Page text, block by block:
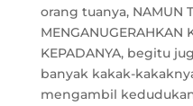
orang tuanya, NAMUN
MENGANUGERAHKAN
KEPADANYA, begitu
banyak kakak-
mengambil